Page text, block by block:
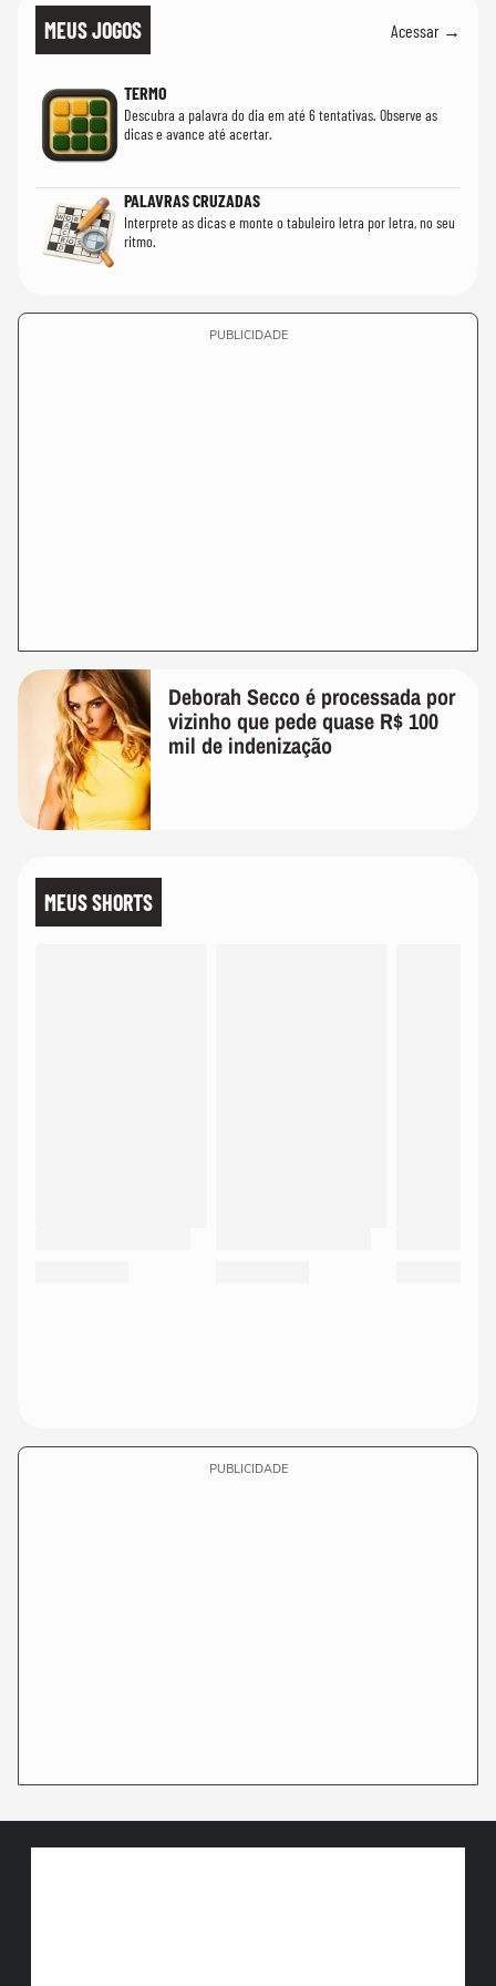
MEUS JOGOS Acessar →
TERMO
Descubra a palavra do dia em até 6 tentativas. Observe as
dicas e avance até acertar.
PALAVRAS CRUZADAS
Interprete as dicas e monte o tabuleiro letra por letra, no seu
ritmo.
PUBLICIDADE
Deborah Secco é processada por
vizinho que pede quase R$ 100
mil de indenização
MEUS SHORTS
PUBLICIDADE